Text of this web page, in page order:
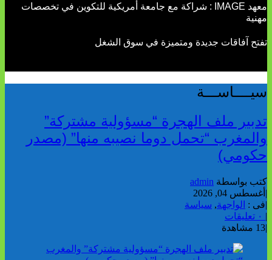
معهد IMAGE : شراكة مع جامعة أمريكية للتكوين في تخصصات
مهنية
تفتح آفاقات جديدة ومتميزة في سوق الشغل
سيــــاســـة
تدبير ملف الهجرة “مسؤولية مشتركة”
والمغرب “تحمل دوما نصيبه منها” (مصدر
حكومي)
كتب بواسطة admin
| أغسطس 04, 2026
|فى : الواجهة, سياسة
|
|13 مشاهدة